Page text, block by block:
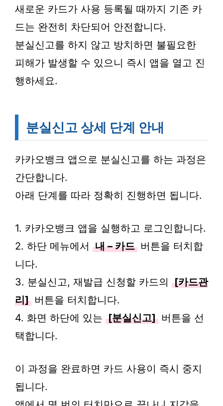
새로운 카드가 사용 등록될 때까지 기존 카
드는 완전히 차단되어 안전합니다.
분실신고를 하지 않고 방치하면 불필요한
피해가 발생할 수 있으니 즉시 앱을 열고 진
행하세요.
분실신고 상세 단계 안내
카카오뱅크 앱으로 분실신고를 하는 과정은
간단합니다.
아래 단계를 따라 정확히 진행하면 됩니다.
1. 카카오뱅크 앱을 실행하고 로그인합니다.
2. 하단 메뉴에서 내 – 카드 버튼을 터치합
니다.
3. 분실신고, 재발급 신청할 카드의 [카드관
리] 버튼을 터치합니다.
4. 화면 하단에 있는 [분실신고] 버튼을 선
택합니다.
이 과정을 완료하면 카드 사용이 즉시 중지
됩니다.